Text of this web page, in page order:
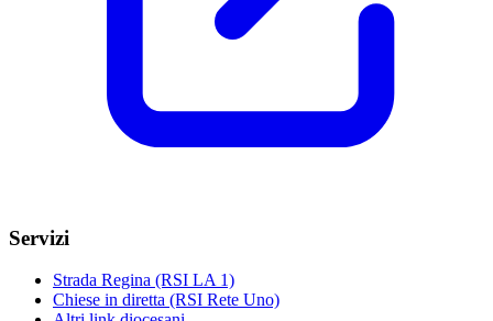
Servizi
Strada Regina (RSI LA 1)
Chiese in diretta (RSI Rete Uno)